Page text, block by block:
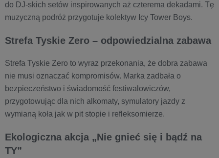
do DJ-skich setów inspirowanych aż czterema dekadami. Tę
muzyczną podróż przygotuje kolektyw Icy Tower Boys.
Strefa Tyskie Zero – odpowiedzialna zabawa
Strefa Tyskie Zero to wyraz przekonania, że dobra zabawa
nie musi oznaczać kompromisów. Marka zadbała o
bezpieczeństwo i świadomość festiwalowiczów,
przygotowując dla nich alkomaty, symulatory jazdy z
wymianą koła jak w pit stopie i refleksomierze.
Ekologiczna akcja „Nie gnieć się i bądź na
TY”